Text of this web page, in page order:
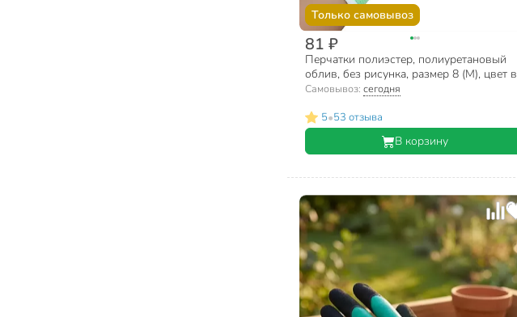
Только самовывоз
81 ₽
Перчатки полиэстер, полиуретановый
облив, без рисунка, размер 8 (M), цвет в
ассортименте, однотонные, Fiberon
Самовывоз: сегодня
5•53 отзыва
В корзину